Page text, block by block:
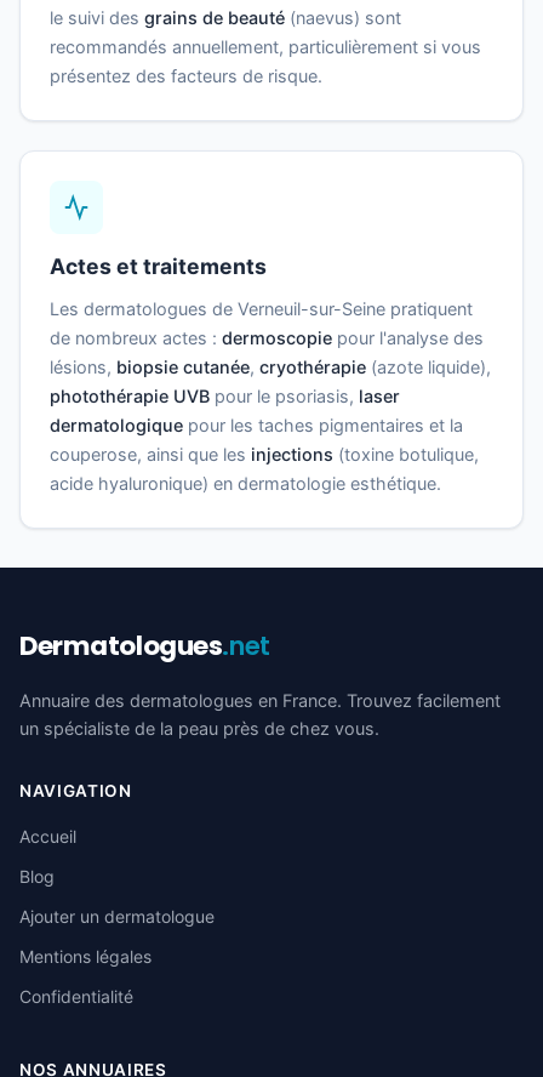
le suivi des grains de beauté (naevus) sont
recommandés annuellement, particulièrement si vous
présentez des facteurs de risque.
Actes et traitements
Les dermatologues de Verneuil-sur-Seine pratiquent
de nombreux actes : dermoscopie pour l'analyse des
lésions, biopsie cutanée, cryothérapie (azote liquide),
photothérapie UVB pour le psoriasis, laser
dermatologique pour les taches pigmentaires et la
couperose, ainsi que les injections (toxine botulique,
acide hyaluronique) en dermatologie esthétique.
Dermatologues.net
Annuaire des dermatologues en France. Trouvez facilement
un spécialiste de la peau près de chez vous.
NAVIGATION
Accueil
Blog
Ajouter un dermatologue
Mentions légales
Confidentialité
NOS ANNUAIRES